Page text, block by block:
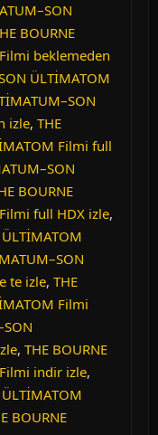
BOURNE
beklemeden
ÜLTİMATOM
izle, THE
Filmi full
BOURNE
full HDX izle,
te izle, THE
Filmi
, THE BOURNE
indir izle,
BOURNE